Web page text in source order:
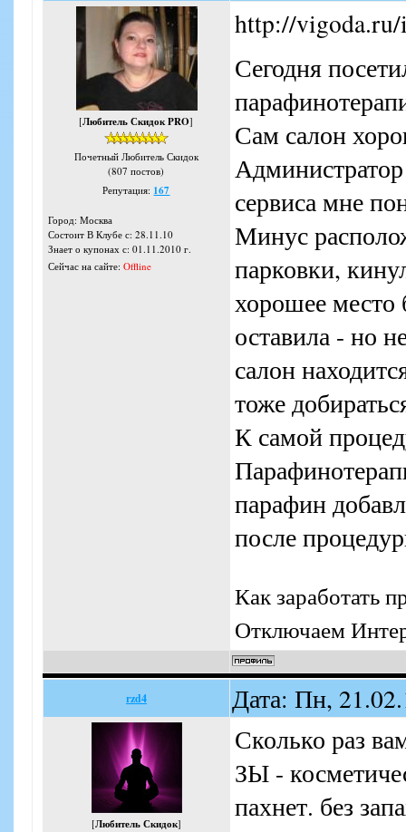
[Любитель Скидок PRO]
Почетный Любитель Скидок
(807 постов)
Репутация: 167
Город: Москва
Состоит В Клубе с: 28.11.10
Знает о купонах с: 01.11.2010 г.
Сейчас на сайте: Offline
http://
Сегодня
Сам салон
сервиса мне
Минус
парковки,
хорошее место
оставила - но
салон
тоже
К самой
парафин
после
Как заработать
Отключаем
rzd4 Дата: Пн,
[Любитель Скидок]
Сколько раз
ЗЫ -
пахнет. без